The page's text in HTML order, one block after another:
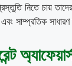
প্রস্তুতি নিতে চায়
সাম্প্রতিক